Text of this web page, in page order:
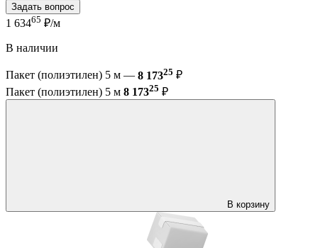
Задать вопрос
1 63465 ₽/м
В наличии
Пакет (полиэтилен) 5 м — 8 17325 ₽
Пакет (полиэтилен) 5 м 8 17325 ₽
В корзину